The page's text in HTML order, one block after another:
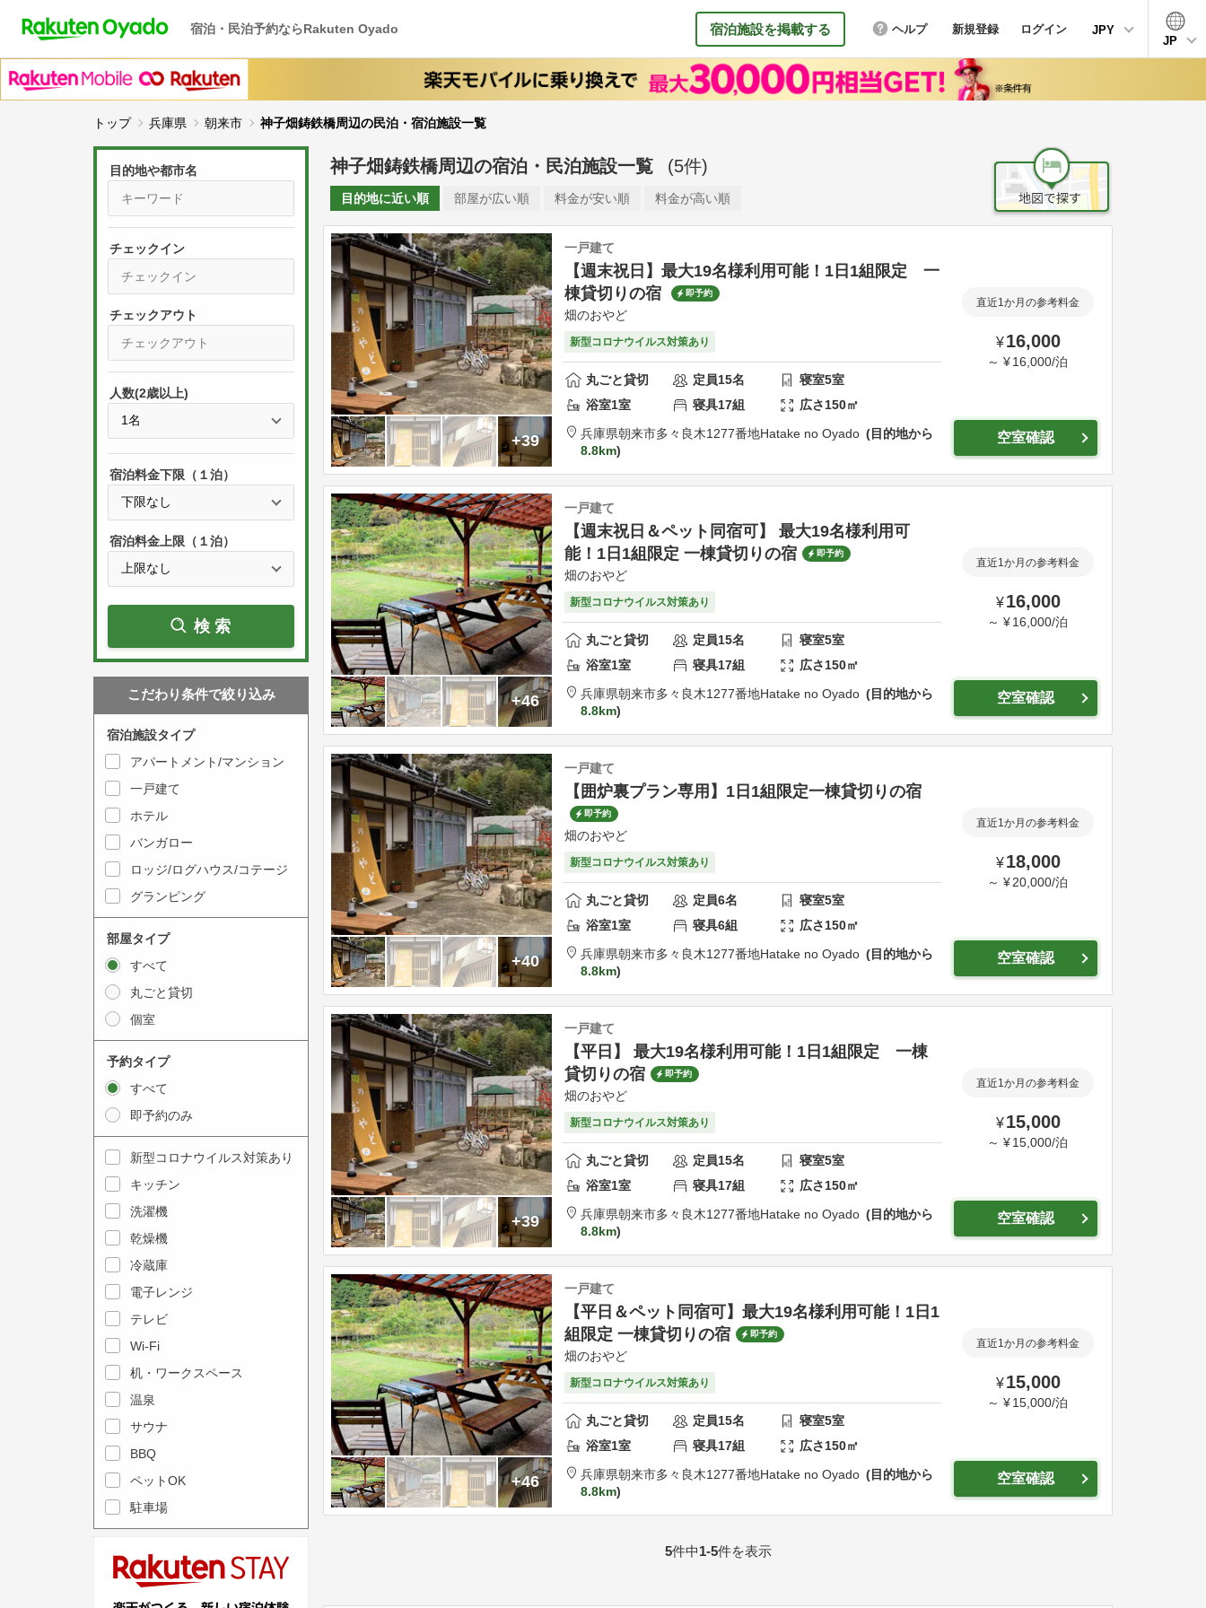
宿泊・民泊予約ならRakuten Oyado 宿泊施設を掲載する ヘルプ 新規登録 ログイン
JPY
JP
トップ 兵庫県 朝来市 神子畑鋳鉄橋周辺の民泊・宿泊施設一覧
目的地や都市名
チェックイン
r
s
s
e
w
a
r
w
e
t
o
t
e
a
c
t
w
i
t
h
c
a
l
n
d
a
r
a
n
s
e
l
c
P
r
s
t
e
w
a
r
w
k
t
o
n
t
e
r
a
c
w
i
t
h
t
h
c
a
l
e
n
d
r
a
n
s
e
e
人数(2歳以上)
宿泊料金下限（１泊）
宿泊料金上限（１泊）
検索
こだわり条件で絞り込み
宿泊施設タイプ
アパートメント/マンション
一戸建て
ホテル
バンガロー
ロッジ/ログハウス/コテージ
グランピング
部屋タイプ
すべて
丸ごと貸切
個室
予約タイプ
すべて
即予約のみ
新型コロナウイルス対策あり
キッチン
洗濯機
乾燥機
冷蔵庫
電子レンジ
テレビ
Wi-Fi
机・ワークスペース
温泉
サウナ
BBQ
ペットOK
駐車場
神子畑鋳鉄橋周辺の宿泊・民泊施設一覧 (5件)
目的地に近い順 部屋が広い順 料金が安い順 料金が高い順
+39
一戸建て
【週末祝日】最大19名様利用可能！1日1組限定 一
棟貸切りの宿
即予約
畑のおやど
新型コロナウイルス対策あり
丸ごと貸切 定員15名 寝室5室
浴室1室 寝具17組 広さ150㎡
兵庫県朝来市多々良木1277番地Hatake no Oyado
目的地から
8.8km
直近1か月の参考料金
¥ 16,000
～ ¥ 16,000/泊
空室確認
+46
一戸建て
【週末祝日＆ペット同宿可】 最大19名様利用可
能！1日1組限定 一棟貸切りの宿
即予約
畑のおやど
新型コロナウイルス対策あり
丸ごと貸切 定員15名 寝室5室
浴室1室 寝具17組 広さ150㎡
兵庫県朝来市多々良木1277番地Hatake no Oyado
目的地から
8.8km
直近1か月の参考料金
¥ 16,000
～ ¥ 16,000/泊
空室確認
+40
一戸建て
【囲炉裏プラン専用】1日1組限定一棟貸切りの宿
即予約
畑のおやど
新型コロナウイルス対策あり
丸ごと貸切 定員6名 寝室5室
浴室1室 寝具6組 広さ150㎡
兵庫県朝来市多々良木1277番地Hatake no Oyado
目的地から
8.8km
直近1か月の参考料金
¥ 18,000
～ ¥ 20,000/泊
空室確認
+39
一戸建て
【平日】 最大19名様利用可能！1日1組限定 一棟
貸切りの宿
即予約
畑のおやど
新型コロナウイルス対策あり
丸ごと貸切 定員15名 寝室5室
浴室1室 寝具17組 広さ150㎡
兵庫県朝来市多々良木1277番地Hatake no Oyado
目的地から
8.8km
直近1か月の参考料金
¥ 15,000
～ ¥ 15,000/泊
空室確認
+46
一戸建て
【平日＆ペット同宿可】最大19名様利用可能！1日1
組限定 一棟貸切りの宿
即予約
畑のおやど
新型コロナウイルス対策あり
丸ごと貸切 定員15名 寝室5室
浴室1室 寝具17組 広さ150㎡
兵庫県朝来市多々良木1277番地Hatake no Oyado
目的地から
8.8km
直近1か月の参考料金
¥ 15,000
～ ¥ 15,000/泊
空室確認
5件中1-5件を表示